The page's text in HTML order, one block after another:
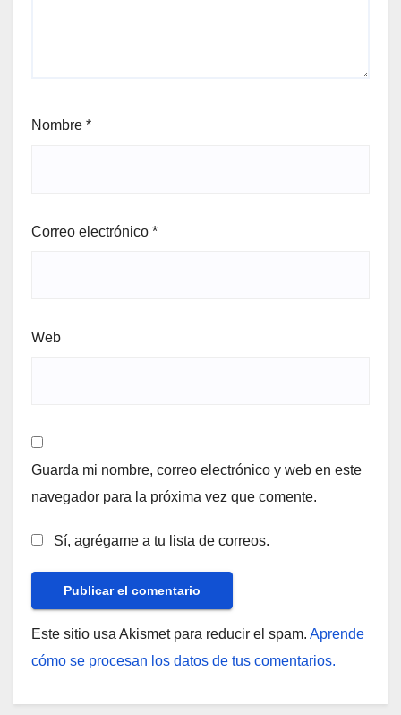
Nombre *
Correo electrónico *
Web
Guarda mi nombre, correo electrónico y web en este
navegador para la próxima vez que comente.
Sí, agrégame a tu lista de correos.
Este sitio usa Akismet para reducir el spam. Aprende
cómo se procesan los datos de tus comentarios.